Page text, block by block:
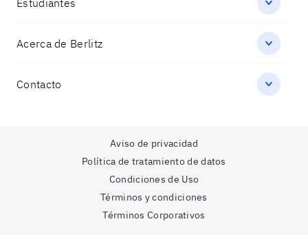
Estudiantes
Acerca de Berlitz
Contacto
Aviso de privacidad
Política de tratamiento de datos
Condiciones de Uso
Términos y condiciones
Términos Corporativos